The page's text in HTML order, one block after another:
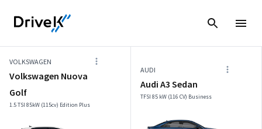
VOLKSWAGEN
Volkswagen Nuova
Golf
1.5 TSI 85kW (115cv) Edition Plus
AUDI
Audi A3 Sedan
TFSI 85 kW (116 CV) Business